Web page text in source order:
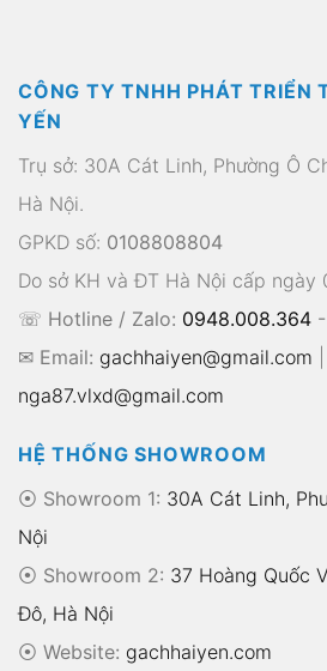
CÔNG TY TNHH PHÁT TRIỂN
YẾN
Trụ sở: 30A Cát Linh, Phường Ô
Hà Nội.
GPKD số: 0108808804
Do sở KH và ĐT Hà Nội cấp ngày
☏ Hotline / Zalo: 0948.008.364 -
✉ Email: gachhaiyen@gmail.com
nga87.vlxd@gmail.com
HỆ THỐNG SHOWROOM
⦿ Showroom 1: 30A Cát Linh,
Nội
⦿ Showroom 2: 37 Hoàng Quốc
Đô, Hà Nội
⦿ Website: gachhaiyen.com